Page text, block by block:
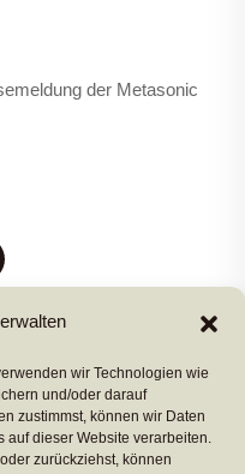
wir Technologien wie
und/oder darauf
zustimmst, können wir Daten
auf dieser Website verarbeiten.
zurückziehst, können
der Metasonic
POST